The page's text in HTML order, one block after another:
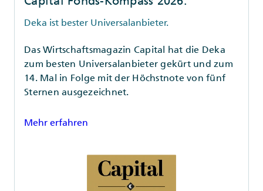
Deka ist bester Universalanbieter.
Das Wirtschaftsmagazin Capital hat die Deka
zum besten Universalanbieter gekürt und zum
14. Mal in Folge mit der Höchstnote von fünf
Sternen ausgezeichnet.
Mehr erfahren